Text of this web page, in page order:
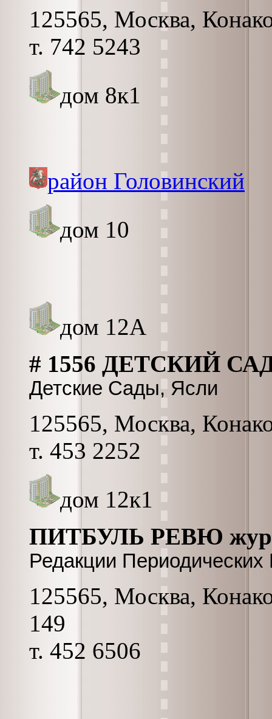
125565, Москва,
т. 742 5243
дом 8к1
район Головинский
дом 10
дом 12А
# 1556 ДЕТСКИЙ
Детские Сады, Ясли
125565, Москва,
т. 453 2252
дом 12к1
ПИТБУЛЬ РЕВЮ
Редакции Периодических
125565, Москва,
149
т. 452 6506